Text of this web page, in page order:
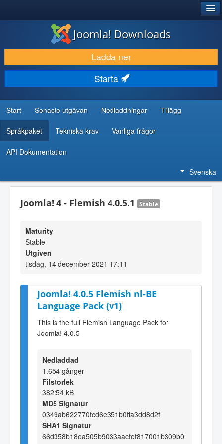
LADDA NER & UTÖKA
UPPTÄCK & LÄR
GEMENSKAP & SUPPORT
RESURSER FÖR UTVECKLARE
Joomla! Downloads
Ladda ner
Starta
Start Senaste utgåvan Nedladdningar Tillägg
Språkpaket Tekniska krav Vanliga frågor
API Dokumentation
Svenska
Joomla! 4 - Flemish 4.0.5.1 Stable
Maturity
Stable
Utgiven
tisdag, 14 december 2021 17:11
Joomla! 4.0.5 Flemish nl-BE
Language Pack (v1)
This is the full Flemish Language Pack for
Joomla! 4.0.5
Nedladdad
1.654 gånger
Filstorlek
382:54 kB
MD5 Signatur
0349ab622770fcd6e351b0ffa3dd8d2f
SHA1 Signatur
66d358b18ea505b9033aacfef817001b309b0